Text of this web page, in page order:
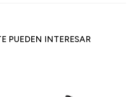
PUEDEN INTERESAR